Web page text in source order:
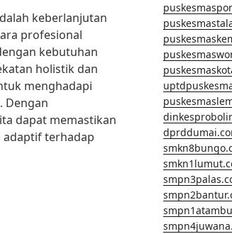
keberlanjutan
profesional
kebutuhan
holistik dan
menghadapi
Dengan
dapat memastikan
adaptif terhadap